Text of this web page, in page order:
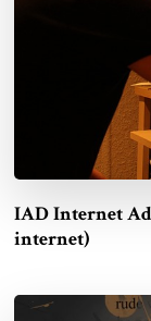
IAD Internet
internet)